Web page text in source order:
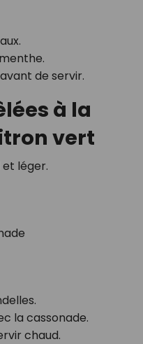
de servir.
à la
vert
léger.
la cassonade.
chaud.